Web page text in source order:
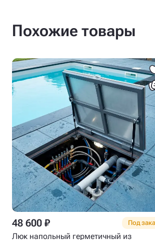
Похожие товары
48 600 ₽ Под
Люк напольный герметичный из